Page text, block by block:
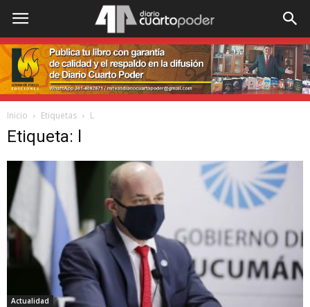
Inicio Etiquetas L
Etiqueta: l
Actualidad